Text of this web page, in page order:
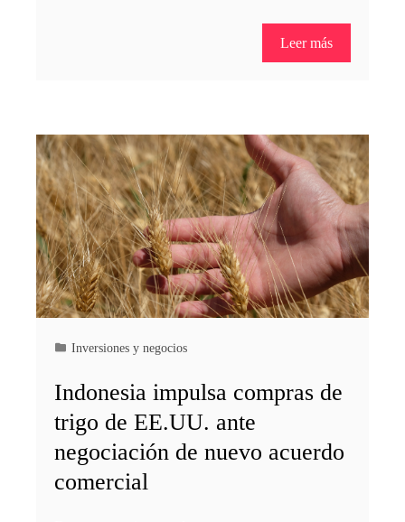
Leer más
Inversiones y negocios
Indonesia impulsa compras de
trigo de EE.UU. ante
negociación de nuevo acuerdo
comercial